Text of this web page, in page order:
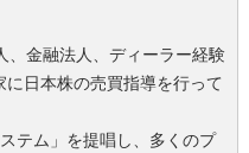
、金融法人、ディーラー経験
日本株の売買指導を行って
テム」を提唱し、多くのプ